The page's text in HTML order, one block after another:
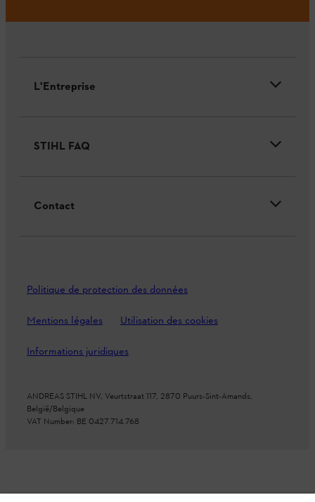
L'Entreprise
STIHL FAQ
Contact
Politique de protection des données
Mentions légales Utilisation des cookies
Informations juridiques
ANDREAS STIHL NV, Veurtstraat 117, 2870 Puurs-Sint-Amands,
België/Belgique
VAT Number: BE 0427.714.768